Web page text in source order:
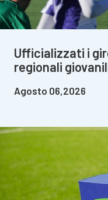
Ufficializzati i
regionali
Agosto 06,2026